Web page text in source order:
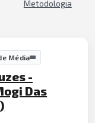
Metodologia
Média
-
Das